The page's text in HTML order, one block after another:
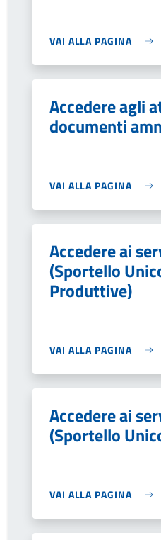
VAI ALLA PAGINA
Accedere agli
documenti
VAI ALLA PAGINA
Accedere ai
(Sportello
Produttive)
VAI ALLA PAGINA
Accedere ai
(Sportello
VAI ALLA PAGINA